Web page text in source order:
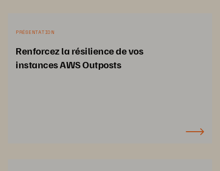
PRÉSENTATION
Renforcez la résilience de vos
instances AWS Outposts